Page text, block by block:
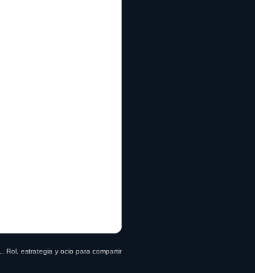
. Rol, estrategia y ocio para compartir